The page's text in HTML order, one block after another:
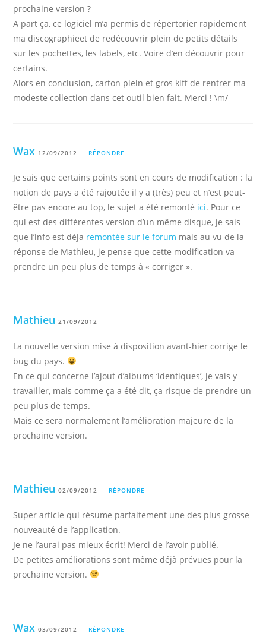
prochaine version ?
A part ça, ce logiciel m’a permis de répertorier rapidement
ma discographieet de redécouvrir plein de petits détails
sur les pochettes, les labels, etc. Voire d’en découvrir pour
certains.
Alors en conclusion, carton plein et gros kiff de rentrer ma
modeste collection dans cet outil bien fait. Merci ! \m/
Wax 12/09/2012 RÉPONDRE
Je sais que certains points sont en cours de modification : la
notion de pays a été rajoutée il y a (très) peu et n’est peut-
être pas encore au top, le sujet a été remonté ici. Pour ce
qui est des différentes version d’un même disque, je sais
que l’info est déja remontée sur le forum mais au vu de la
réponse de Mathieu, je pense que cette modification va
prendre un peu plus de temps à « corriger ».
Mathieu 21/09/2012
La nouvelle version mise à disposition avant-hier corrige le
bug du pays.
En ce qui concerne l’ajout d’albums ‘identiques’, je vais y
travailler, mais comme ça a été dit, ça risque de prendre un
peu plus de temps.
Mais ce sera normalement l’amélioration majeure de la
prochaine version.
Mathieu 02/09/2012 RÉPONDRE
Super article qui résume parfaitement une des plus grosse
nouveauté de l’application.
Je ne l’aurai pas mieux écrit! Merci de l’avoir publié.
De petites améliorations sont même déjà prévues pour la
prochaine version.
Wax 03/09/2012 RÉPONDRE